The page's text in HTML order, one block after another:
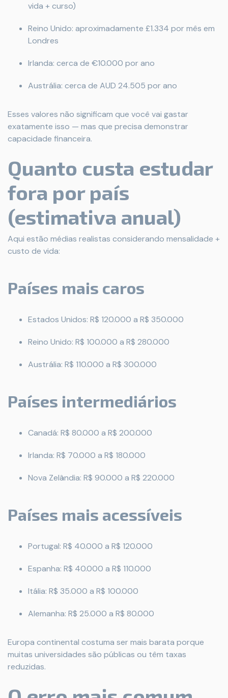
vida + curso)
Reino Unido: aproximadamente £1.334 por mês em
Londres
Irlanda: cerca de €10.000 por ano
Austrália: cerca de AUD 24.505 por ano
Esses valores não significam que você vai gastar
exatamente isso — mas que precisa demonstrar
capacidade financeira.
Quanto custa estudar
fora por país
(estimativa anual)
Aqui estão médias realistas considerando mensalidade +
custo de vida:
Países mais caros
Estados Unidos: R$ 120.000 a R$ 350.000
Reino Unido: R$ 100.000 a R$ 280.000
Austrália: R$ 110.000 a R$ 300.000
Países intermediários
Canadá: R$ 80.000 a R$ 200.000
Irlanda: R$ 70.000 a R$ 180.000
Nova Zelândia: R$ 90.000 a R$ 220.000
Países mais acessíveis
Portugal: R$ 40.000 a R$ 120.000
Espanha: R$ 40.000 a R$ 110.000
Itália: R$ 35.000 a R$ 100.000
Alemanha: R$ 25.000 a R$ 80.000
Europa continental costuma ser mais barata porque
muitas universidades são públicas ou têm taxas
reduzidas.